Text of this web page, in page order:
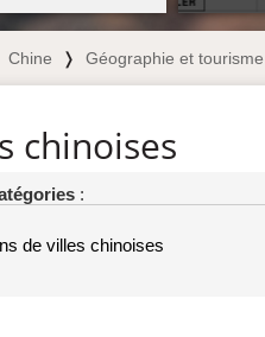
Chine ❭ Géographie et
chinoises
:
de villes chinoises